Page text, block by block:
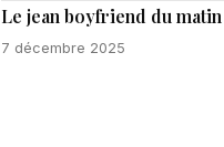
Le jean boyfriend du
7 décembre 2025